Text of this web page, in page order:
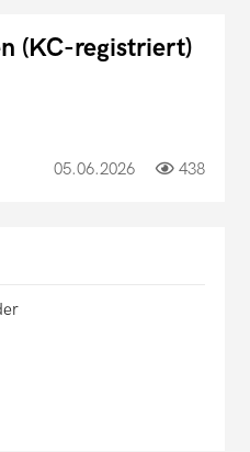
(KC-registriert)
05.06.2026 438